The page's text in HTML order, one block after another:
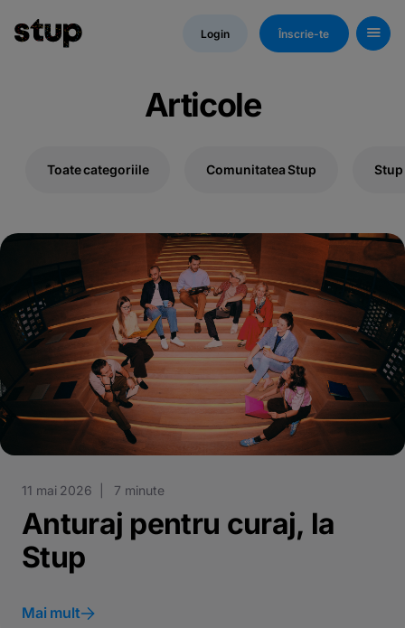
Login Înscrie-te
Articole
Toate categoriile Comunitatea Stup
11 mai 2026 | 7 minute
Anturaj pentru curaj, la
Stup
Mai mult